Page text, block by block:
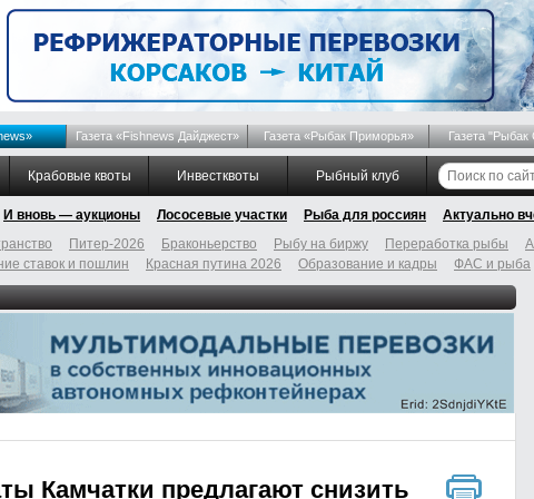
Газета «Fishnews Дайджест» Газета «Рыбак Приморья» Газета "Рыбак
Крабовые квоты Инвестквоты Рыбный клуб
И вновь — аукционы Лососевые участки Рыба для россиян
Актуально
Питер-2026 Браконьерство Рыбу на биржу Переработка рыбы
ставок и пошлин Красная путина 2026 Образование и кадры ФАС и рыба
Камчатки предлагают снизить